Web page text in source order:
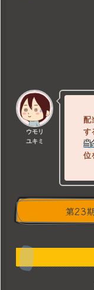
ウモリ
ユキミ
配
す
当
位
第23